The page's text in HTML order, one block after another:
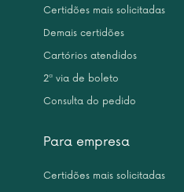
Certidões mais solicitadas
Demais certidões
Cartórios atendidos
2ª via de boleto
Consulta do pedido
Para empresa
Certidões mais solicitadas